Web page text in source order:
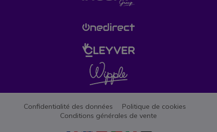
Confidentialité des données
Politique de cookies
Conditions générales de vente